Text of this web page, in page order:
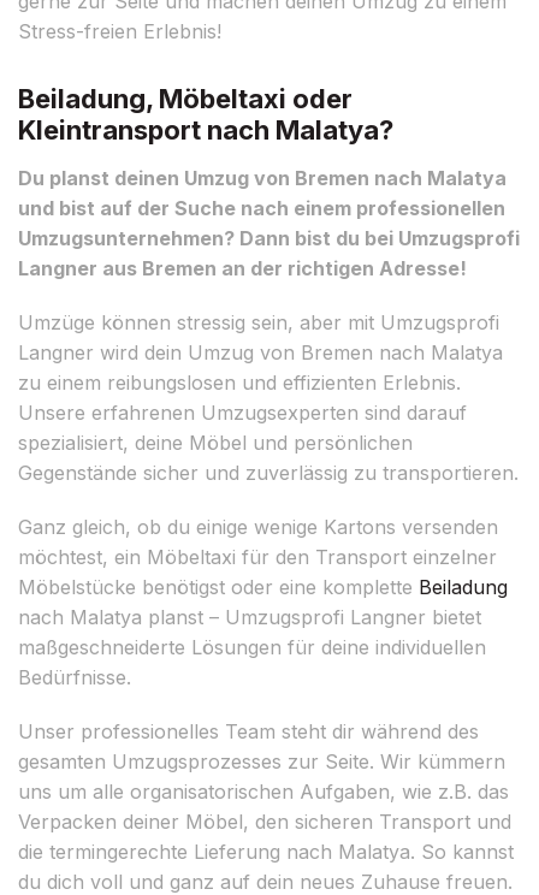
Stress-freien Erlebnis!
Beiladung, Möbeltaxi oder
Kleintransport nach Malatya?
Du planst deinen Umzug von Bremen nach Malatya
und bist auf der Suche nach einem professionellen
Umzugsunternehmen? Dann bist du bei Umzugsprofi
Langner aus Bremen an der richtigen Adresse!
Umzüge können stressig sein, aber mit Umzugsprofi
Langner wird dein Umzug von Bremen nach Malatya
zu einem reibungslosen und effizienten Erlebnis.
Unsere erfahrenen Umzugsexperten sind darauf
spezialisiert, deine Möbel und persönlichen
Gegenstände sicher und zuverlässig zu transportieren.
Ganz gleich, ob du einige wenige Kartons versenden
möchtest, ein Möbeltaxi für den Transport einzelner
Möbelstücke benötigst oder eine komplette Beiladung
nach Malatya planst – Umzugsprofi Langner bietet
maßgeschneiderte Lösungen für deine individuellen
Bedürfnisse.
Unser professionelles Team steht dir während des
gesamten Umzugsprozesses zur Seite. Wir kümmern
uns um alle organisatorischen Aufgaben, wie z.B. das
Verpacken deiner Möbel, den sicheren Transport und
die termingerechte Lieferung nach Malatya. So kannst
du dich voll und ganz auf dein neues Zuhause freuen.